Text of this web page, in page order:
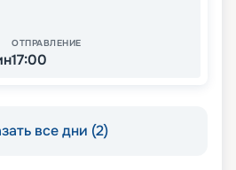
ОТПРАВЛЕНИЕ
17:00
все дни (2)